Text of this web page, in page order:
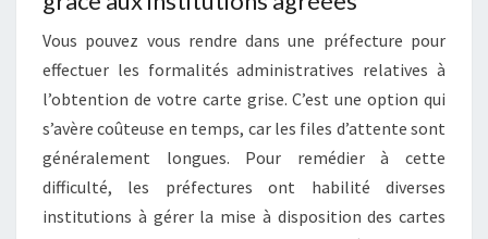
Vous pouvez vous rendre dans une préfecture pour
effectuer les formalités administratives relatives à
l’obtention de votre carte grise. C’est une option qui
s’avère coûteuse en temps, car les files d’attente sont
généralement longues. Pour remédier à cette
difficulté, les préfectures ont habilité diverses
institutions à gérer la mise à disposition des cartes